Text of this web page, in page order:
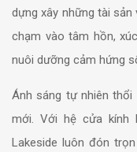
dựng xây những tài
chạm vào tâm hồn,
nuôi dưỡng cảm hứng
Ánh sáng tự nhiên
mới. Với hệ cửa kính
Lakeside luôn đón